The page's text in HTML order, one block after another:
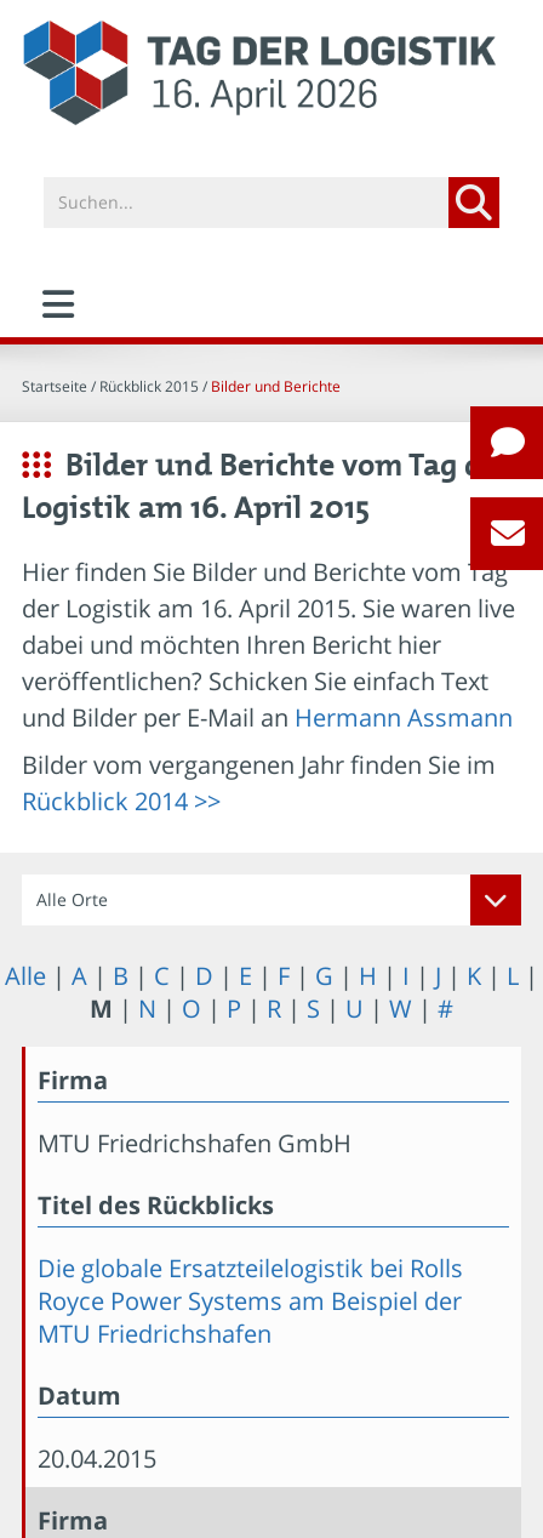
Startseite / Rückblick 2015 / Bilder und Berichte
Bilder und Berichte vom Tag der
Logistik am 16. April 2015
Hier finden Sie Bilder und Berichte vom Tag
der Logistik am 16. April 2015. Sie waren live
dabei und möchten Ihren Bericht hier
veröffentlichen? Schicken Sie einfach Text
und Bilder per E-Mail an Hermann Assmann
Bilder vom vergangenen Jahr finden Sie im
Rückblick 2014 >>
Alle Orte
Alle | A | B | C | D | E | F | G | H | I | J | K | L |
M | N | O | P | R | S | U | W | #
Firma
MTU Friedrichshafen GmbH
Titel des Rückblicks
Die globale Ersatzteilelogistik bei Rolls
Royce Power Systems am Beispiel der
MTU Friedrichshafen
Datum
20.04.2015
Firma